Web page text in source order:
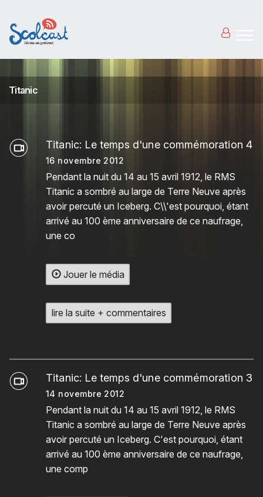
Titanic
Titanic: Le temps d'une commémoration 4
16 novembre 2012
Pendant la nuit du 14 au 15 avril 1912, le RMS
Titanic a sombré au large de Terre Neuve après
avoir percuté un Iceberg. C\\'est pourquoi, étant
arrivé au 100 ème anniversaire de ce naufrage,
une co
Jouer le média
lire la suite + commentaires
Titanic: Le temps d'une commémoration 3
14 novembre 2012
Pendant la nuit du 14 au 15 avril 1912, le RMS
Titanic a sombré au large de Terre Neuve après
avoir percuté un Iceberg. C'est pourquoi, étant
arrivé au 100 ème anniversaire de ce naufrage,
une comp